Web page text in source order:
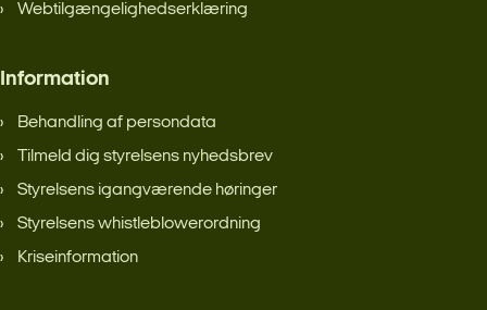
Webtilgængelighedserklæring
Information
Behandling af persondata
Tilmeld dig styrelsens nyhedsbrev
Styrelsens igangværende høringer
Styrelsens whistleblowerordning
Kriseinformation